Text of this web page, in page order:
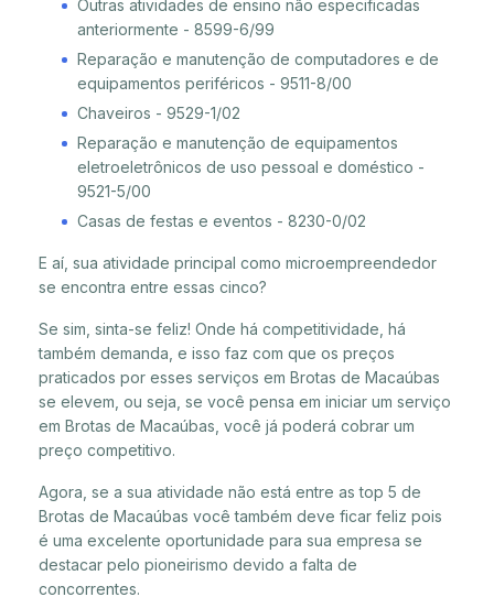
Outras atividades de ensino não especificadas
anteriormente - 8599-6/99
Reparação e manutenção de computadores e de
equipamentos periféricos - 9511-8/00
Chaveiros - 9529-1/02
Reparação e manutenção de equipamentos
eletroeletrônicos de uso pessoal e doméstico -
9521-5/00
Casas de festas e eventos - 8230-0/02
E aí, sua atividade principal como microempreendedor
se encontra entre essas cinco?
Se sim, sinta-se feliz! Onde há competitividade, há
também demanda, e isso faz com que os preços
praticados por esses serviços em Brotas de Macaúbas
se elevem, ou seja, se você pensa em iniciar um serviço
em Brotas de Macaúbas, você já poderá cobrar um
preço competitivo.
Agora, se a sua atividade não está entre as top 5 de
Brotas de Macaúbas você também deve ficar feliz pois
é uma excelente oportunidade para sua empresa se
destacar pelo pioneirismo devido a falta de
concorrentes.